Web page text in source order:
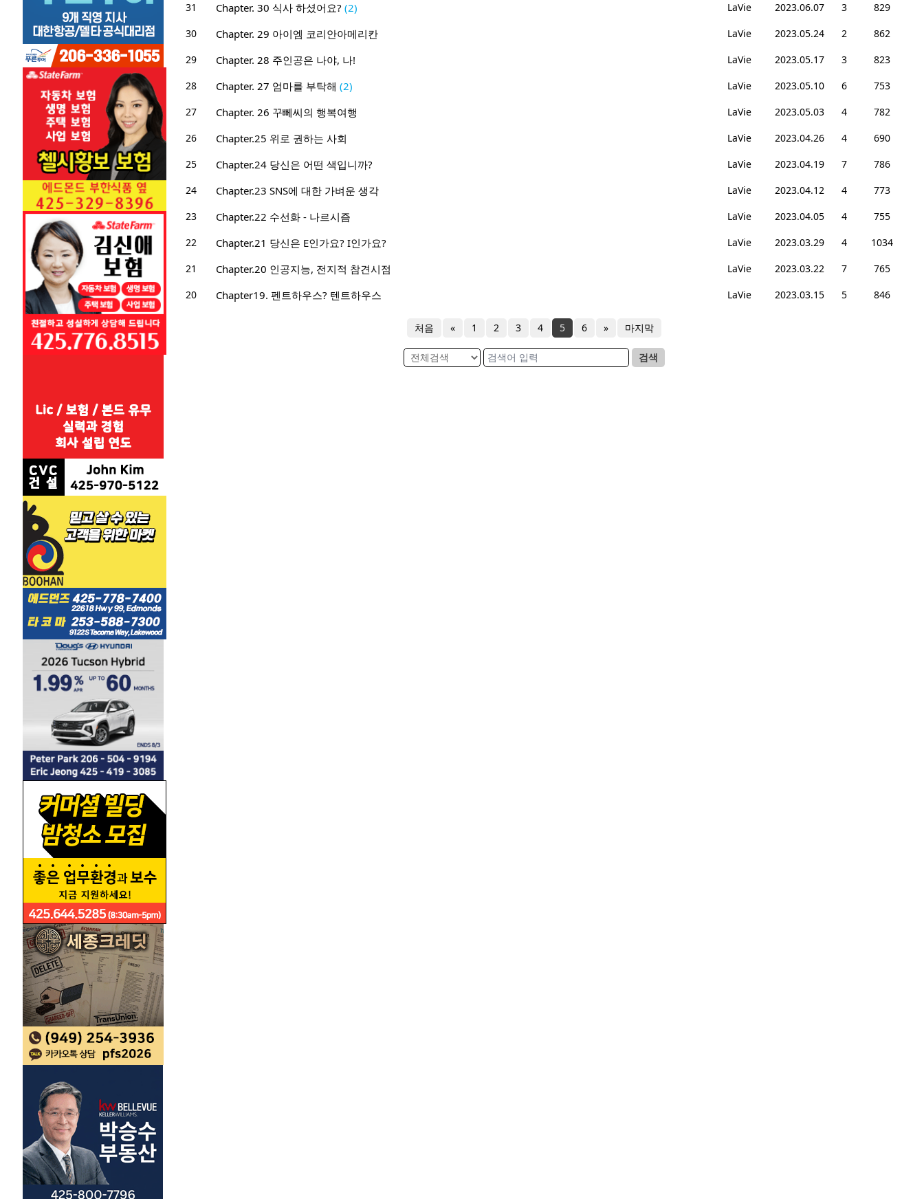
31
Chapter. 30 식사 하셨어요? (2) LaVie 2023.06.07 3
829
30
Chapter. 29 아이엠 코리안아메리칸 LaVie 2023.05.24 2
862
29
Chapter. 28 주인공은 나야, 나! LaVie 2023.05.17 3
823
28
Chapter. 27 엄마를 부탁해 (2) LaVie 2023.05.10 6
753
27
Chapter. 26 꾸뻬씨의 행복여행 LaVie 2023.05.03 4
782
26
Chapter.25 위로 권하는 사회 LaVie 2023.04.26 4
690
25
Chapter.24 당신은 어떤 색입니까? LaVie 2023.04.19 7
786
24
Chapter.23 SNS에 대한 가벼운 생각 LaVie 2023.04.12 4
773
23
Chapter.22 수선화 - 나르시즘 LaVie 2023.04.05 4
755
22
Chapter.21 당신은 E인가요? I인가요? LaVie 2023.03.29 4
1034
21
Chapter.20 인공지능, 전지적 참견시점 LaVie 2023.03.22 7
765
20
Chapter19. 펜트하우스? 텐트하우스 LaVie 2023.03.15 5 846
처음 « 1 2 3 4 5 6 » 마지막
검색